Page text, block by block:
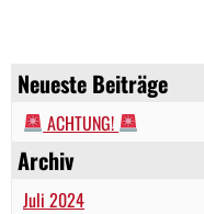
Neueste Beiträge
ACHTUNG!
Archiv
Juli 2024